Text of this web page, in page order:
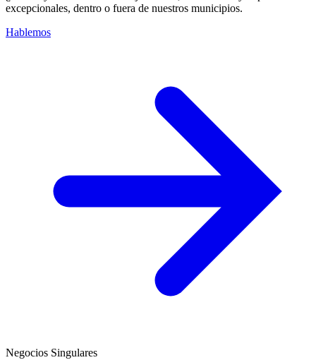
excepcionales, dentro o fuera de nuestros municipios.
Hablemos
Negocios Singulares